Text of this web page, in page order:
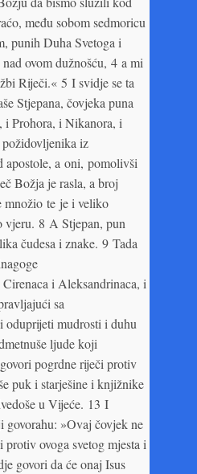
među sobom sedmoricu
punih Duha Svetoga i
ovom dužnošću, 4 a mi
Riječi.« 5 I svidje se ta
Stjepana, čovjeka puna
i Prohora, i Nikanora, i
iz
apostole, a oni, pomolivši
Božja je rasla, a broj
množio te je i veliko
vjeru. 8 A Stjepan, pun
čudesa i znake. 9 Tada
i Aleksandrinaca, i
sa
oduprijeti mudrosti i duhu
ljude koji
pogrdne riječi protiv
puk i starješine i knjižnike
u Vijeće. 13 I
govorahu: »Ovaj čovjek ne
ovoga svetog mjesta i
govori da će onaj Isus